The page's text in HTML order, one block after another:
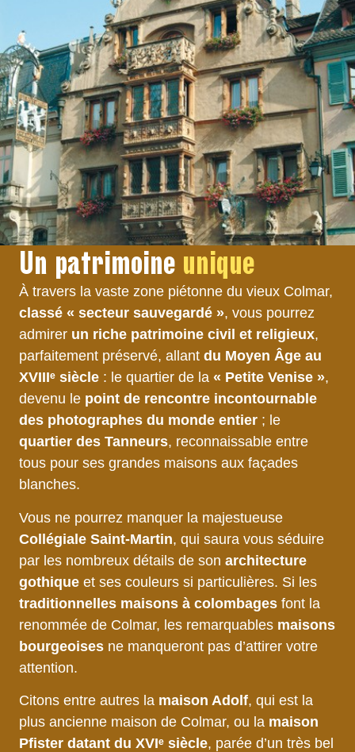
Un patrimoine unique
À travers la vaste zone piétonne du vieux Colmar,
classé « secteur sauvegardé », vous pourrez
admirer un riche patrimoine civil et religieux,
parfaitement préservé, allant du Moyen Âge au
XVIIIᵉ siècle : le quartier de la « Petite Venise »,
devenu le point de rencontre incontournable
des photographes du monde entier ; le
quartier des Tanneurs, reconnaissable entre
tous pour ses grandes maisons aux façades
blanches.
Vous ne pourrez manquer la majestueuse
Collégiale Saint-Martin, qui saura vous séduire
par les nombreux détails de son architecture
gothique et ses couleurs si particulières. Si les
traditionnelles maisons à colombages font la
renommée de Colmar, les remarquables maisons
bourgeoises ne manqueront pas d’attirer votre
attention.
Citons entre autres la maison Adolf, qui est la
plus ancienne maison de Colmar, ou la maison
Pfister datant du XVIᵉ siècle, parée d’un très bel